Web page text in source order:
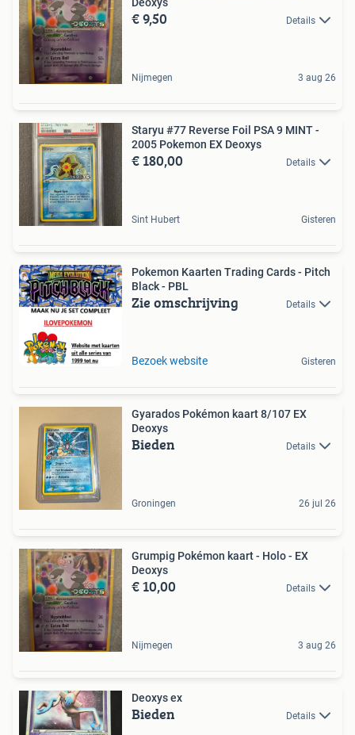
€ 9,50 Details
Nijmegen 3 aug 26
Staryu #77 Reverse Foil PSA 9 MINT -
2005 Pokemon EX Deoxys
€ 180,00 Details
Sint Hubert Gisteren
Pokemon Kaarten Trading Cards - Pitch
Black - PBL
Zie omschrijving Details
Bezoek website Gisteren
Gyarados Pokémon kaart 8/107 EX
Deoxys
Bieden Details
Groningen 26 jul 26
Grumpig Pokémon kaart - Holo - EX
Deoxys
€ 10,00 Details
Nijmegen 3 aug 26
Deoxys ex
Bieden Details